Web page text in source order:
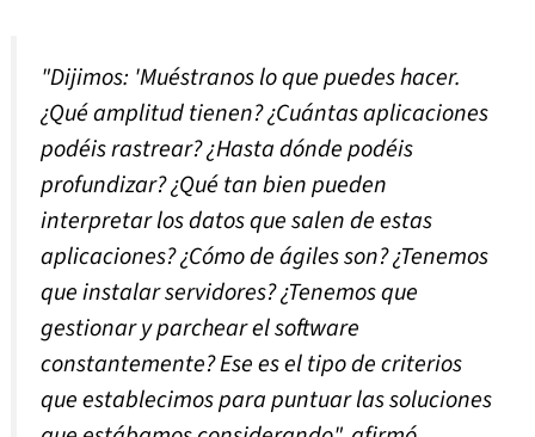
"Dijimos: 'Muéstranos lo que puedes hacer.
¿Qué amplitud tienen? ¿Cuántas aplicaciones
podéis rastrear? ¿Hasta dónde podéis
profundizar? ¿Qué tan bien pueden
interpretar los datos que salen de estas
aplicaciones? ¿Cómo de ágiles son? ¿Tenemos
que instalar servidores? ¿Tenemos que
gestionar y parchear el software
constantemente? Ese es el tipo de criterios
que establecimos para puntuar las soluciones